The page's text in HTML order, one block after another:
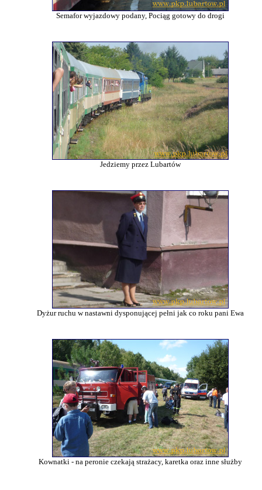
Semafor wyjazdowy podany, Pociąg gotowy do drogi
Jedziemy przez Lubartów
Dyżur ruchu w nastawni dysponującej pełni jak co roku pani Ewa
Kownatki - na peronie czekają strażacy, karetka oraz inne służby